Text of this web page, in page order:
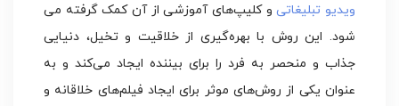
ویدیو تبلیغاتیو کلیپ‌های آموزشی از آن کمک گرفته می
شود. این روش با بهره‌گیری از خلاقیت و تخیل، دنیایی
جذاب و منحصر به فرد را برای بیننده ایجاد می‌کند و به
عنوان یکی از روش‌های موثر برای ایجاد فیلم‌های خلاقانه و